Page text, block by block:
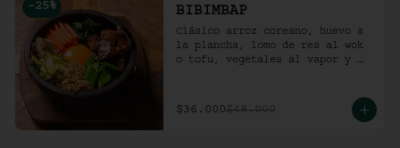
-25 % BIBIMBAP
Clásico arroz coreano, huevo a
la plancha, lomo de res al wok
o tofu, vegetales al vapor y
$36.000$48.000